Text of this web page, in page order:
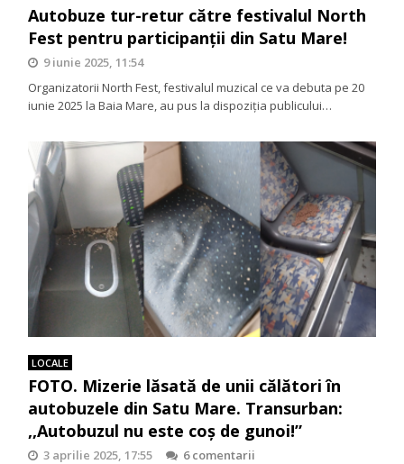
Autobuze tur-retur către festivalul North
Fest pentru participanții din Satu Mare!
9 iunie 2025, 11:54
Organizatorii North Fest, festivalul muzical ce va debuta pe 20
iunie 2025 la Baia Mare, au pus la dispoziția publicului…
LOCALE
FOTO. Mizerie lăsată de unii călători în
autobuzele din Satu Mare. Transurban:
,,Autobuzul nu este coș de gunoi!”
3 aprilie 2025, 17:55
6 comentarii